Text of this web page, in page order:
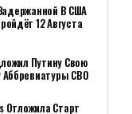
В США
12 Августа
Путину Свою
СВО
Отложила Старт